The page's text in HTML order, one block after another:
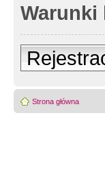
Warunki
Strona główna